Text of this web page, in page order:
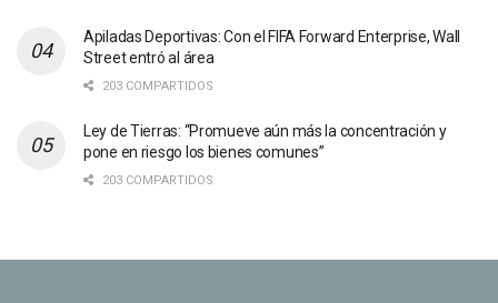
Apiladas Deportivas: Con el FIFA Forward Enterprise, Wall
Street entró al área
203 COMPARTIDOS
Ley de Tierras: “Promueve aún más la concentración y
pone en riesgo los bienes comunes”
203 COMPARTIDOS